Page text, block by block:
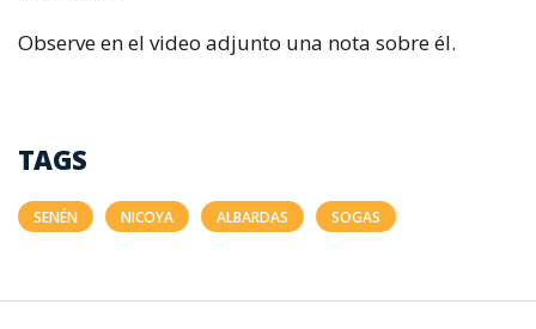
Observe en el video adjunto una nota sobre él.
TAGS
SENÉN NICOYA ALBARDAS SOGAS